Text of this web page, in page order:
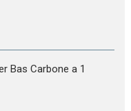
Bas Carbone a 1